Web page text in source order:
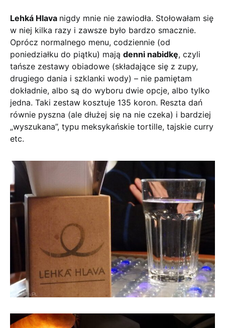
Lehká Hlava nigdy mnie nie zawiodła. Stołowałam się
w niej kilka razy i zawsze było bardzo smacznie.
Oprócz normalnego menu, codziennie (od
poniedziałku do piątku) mają denni nabidkę, czyli
tańsze zestawy obiadowe (składające się z zupy,
drugiego dania i szklanki wody) – nie pamiętam
dokładnie, albo są do wyboru dwie opcje, albo tylko
jedna. Taki zestaw kosztuje 135 koron. Reszta dań
równie pyszna (ale dłużej się na nie czeka) i bardziej
„wyszukana”, typu meksykańskie tortille, tajskie curry
etc.